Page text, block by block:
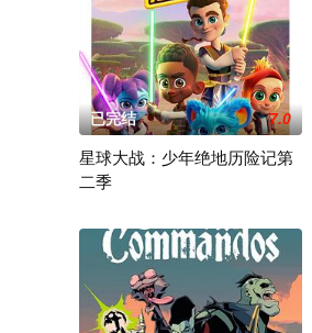
已完结 7.0
星球大战：少年绝地历险记第
二季